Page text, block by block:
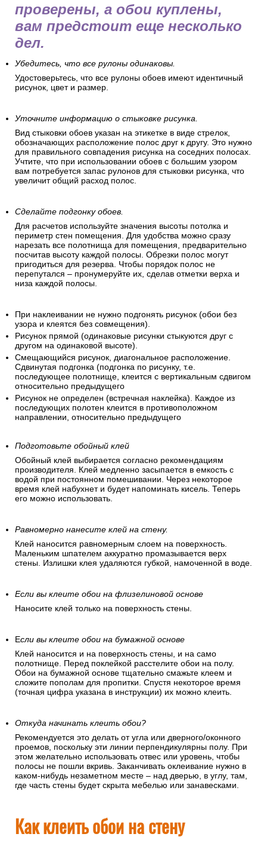
проверены, а обои куплены,
вам предстоит еще несколько
дел.
Убедитесь, что все рулоны одинаковы.
Удостоверьтесь, что все рулоны обоев имеют идентичный
рисунок, цвет и размер.
Уточните информацию о стыковке рисунка.
Вид стыковки обоев указан на этикетке в виде стрелок,
обозначающих расположение полос друг к другу. Это нужно
для правильного совпадения рисунка на соседних полосах.
Учтите, что при использовании обоев с большим узором
вам потребуется запас рулонов для стыковки рисунка, что
увеличит общий расход полос.
Сделайте подгонку обоев.
Для расчетов используйте значения высоты потолка и
периметр стен помещения. Для удобства можно сразу
нарезать все полотнища для помещения, предварительно
посчитав высоту каждой полосы. Обрезки полос могут
пригодиться для резерва. Чтобы порядок полос не
перепутался – пронумеруйте их, сделав отметки верха и
низа каждой полосы.
При наклеивании не нужно подгонять рисунок (обои без
узора и клеятся без совмещения).
Рисунок прямой (одинаковые рисунки стыкуются друг с
другом на одинаковой высоте).
Смещающийся рисунок, диагональное расположение.
Сдвинутая подгонка (подгонка по рисунку, т.е.
последующее полотнище, клеится с вертикальным сдвигом
относительно предыдущего
Рисунок не определен (встречная наклейка). Каждое из
последующих полотен клеится в противоположном
направлении, относительно предыдущего
Подготовьте обойный клей
Обойный клей выбирается согласно рекомендациям
производителя. Клей медленно засыпается в емкость с
водой при постоянном помешивании. Через некоторое
время клей набухнет и будет напоминать кисель. Теперь
его можно использовать.
Равномерно нанесите клей на стену.
Клей наносится равномерным слоем на поверхность.
Маленьким шпателем аккуратно промазывается верх
стены. Излишки клея удаляются губкой, намоченной в воде.
Если вы клеите обои на флизелиновой основе
Наносите клей только на поверхность стены.
Если вы клеите обои на бумажной основе
Клей наносится и на поверхность стены, и на само
полотнище. Перед поклейкой расстелите обои на полу.
Обои на бумажной основе тщательно смажьте клеем и
сложите пополам для пропитки. Спустя некоторое время
(точная цифра указана в инструкции) их можно клеить.
Откуда начинать клеить обои?
Рекомендуется это делать от угла или дверного/оконного
проемов, поскольку эти линии перпендикулярны полу. При
этом желательно использовать отвес или уровень, чтобы
полосы не пошли вкривь. Заканчивать оклеивание нужно в
каком-нибудь незаметном месте – над дверью, в углу, там,
где часть стены будет скрыта мебелью или занавесками.
Как клеить обои на стену